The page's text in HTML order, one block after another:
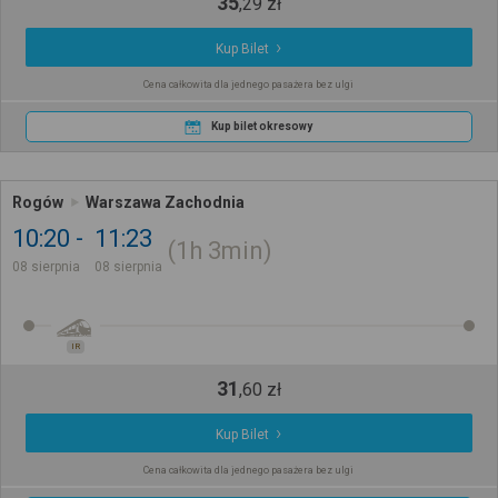
Kup Bilet
Cena całkowita dla jednego pasażera bez ulgi
Kup bilet okresowy
Rogów Warszawa Zachodnia
10:20
08 sierpnia
11:23
08 sierpnia
1h 3min
IR
31,60 zł
Kup Bilet
Cena całkowita dla jednego pasażera bez ulgi